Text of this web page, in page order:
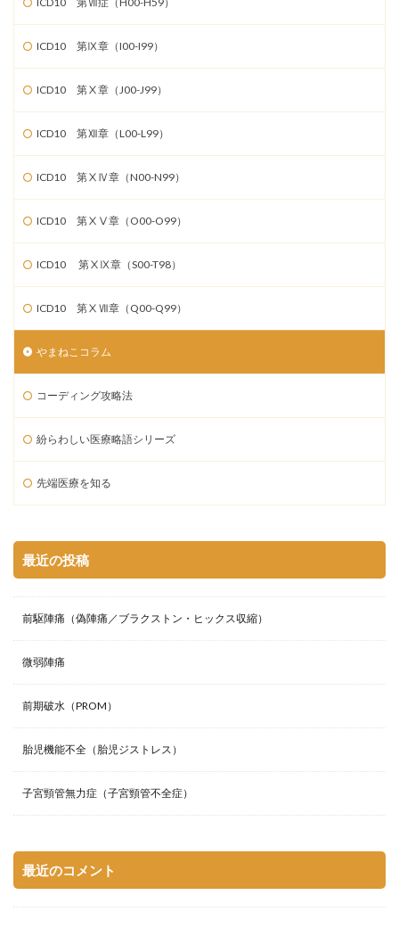
ICD10 第Ⅸ章（I00-I99）
ICD10 第Ⅹ章（J00-J99）
ICD10 第Ⅻ章（L00-L99）
ICD10 第ⅩⅣ章（N00-N99）
ICD10 第ⅩⅤ章（O00-O99）
ICD10 第ⅩⅨ章（S00-T98）
ICD10 第ⅩⅦ章（Q00-Q99）
やまねこコラム
コーディング攻略法
紛らわしい医療略語シリーズ
先端医療を知る
最近の投稿
前駆陣痛（偽陣痛／ブラクストン・ヒックス収縮）
微弱陣痛
前期破水（PROM）
胎児機能不全（胎児ジストレス）
子宮頸管無力症（子宮頸管不全症）
最近のコメント